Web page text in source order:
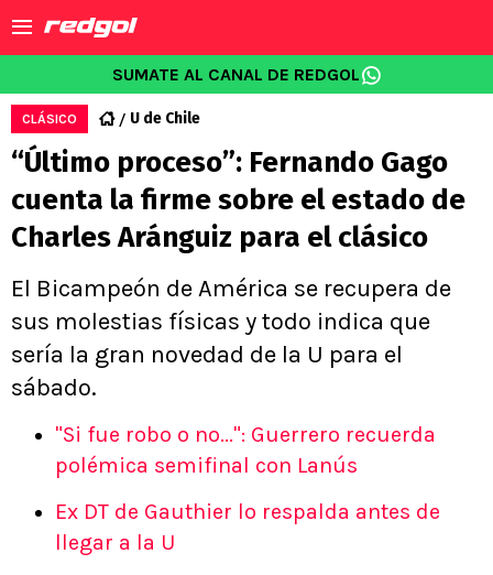
SUMATE AL CANAL DE REDGOL
CLÁSICO U de Chile
“Último proceso”: Fernando Gago
cuenta la firme sobre el estado de
Charles Aránguiz para el clásico
El Bicampeón de América se recupera de
sus molestias físicas y todo indica que
sería la gran novedad de la U para el
sábado.
"Si fue robo o no...": Guerrero recuerda
polémica semifinal con Lanús
Ex DT de Gauthier lo respalda antes de
llegar a la U